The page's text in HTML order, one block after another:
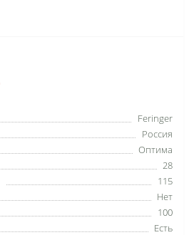
Feringer
Россия
Оптима
28
115
Нет
100
Есть